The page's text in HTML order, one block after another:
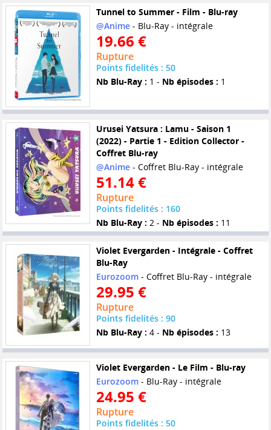
Tunnel to Summer - Film - Blu-ray
@Anime- Blu-Ray - intégrale
19.66 €
Rupture
Points fidelités : 50
Nb Blu-Ray : 1 - Nb épisodes : 1
Urusei Yatsura : Lamu - Saison 1
(2022) - Partie 1 - Edition Collector -
Coffret Blu-ray
@Anime- Coffret Blu-Ray - intégrale
51.14 €
Rupture
Points fidelités : 160
Nb Blu-Ray : 2 - Nb épisodes : 11
Violet Evergarden - Intégrale - Coffret
Blu-Ray
Eurozoom- Coffret Blu-Ray - intégrale
29.95 €
Rupture
Points fidelités : 90
Nb Blu-Ray : 4 - Nb épisodes : 13
Violet Evergarden - Le Film - Blu-ray
Eurozoom- Blu-Ray - intégrale
24.95 €
Rupture
Points fidelités : 50